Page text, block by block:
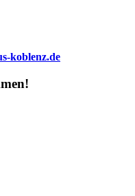
koblenz.de